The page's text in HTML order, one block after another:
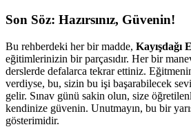
Son Söz: Hazırsınız, Güvenin!
Bu rehberdeki her bir madde, Kayışdağı
eğitimlerinizin bir parçasıdır. Her bir
derslerde defalarca tekrar ettiniz.
verdiyse, bu, sizin bu işi başarabilecek
gelir. Sınav günü sakin olun, size
kendinize güvenin. Unutmayın, bu bir
gösterimidir.